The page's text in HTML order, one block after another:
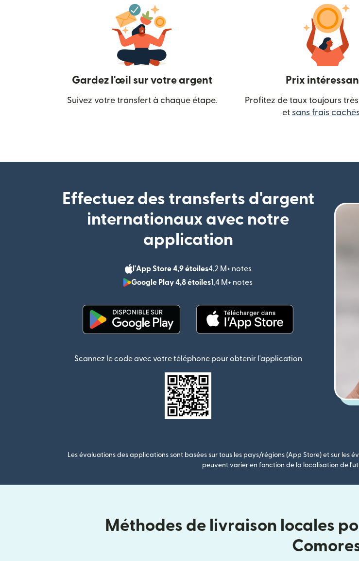
Gardez l'œil sur votre argent
Suivez votre transfert à chaque étape.
Prix
Profitez de taux toujours
et sans frais cachés
Effectuez des transferts d'argent
internationaux avec notre
application
l'App Store 4,9 étoiles4,2 M+ notes
(s'ouvre dans une nouvelle
Google Play 4,8 étoiles1,4 M+ notes
Scannez le code avec votre téléphone pour obtenir l'application
Les évaluations des applications sont basées sur tous les pays/régions (App Store) et sur les
peuvent varier en fonction de la localisation de
Méthodes de livraison locales